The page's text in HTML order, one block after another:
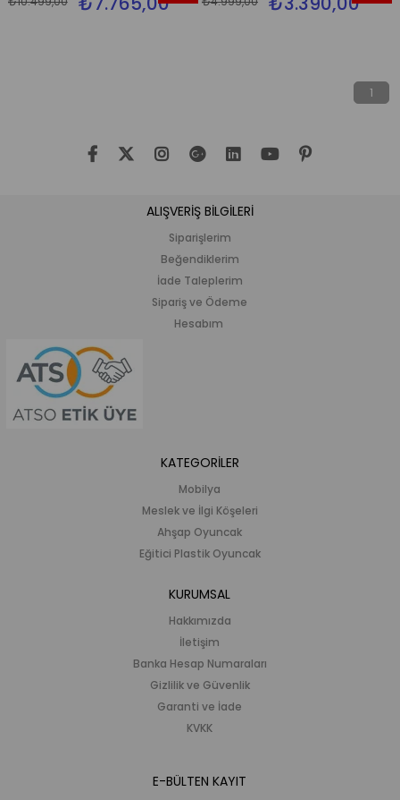
İndirim
İndirim
1
ALIŞVERİŞ BİLGİLERİ
Siparişlerim
Beğendiklerim
İade Taleplerim
Sipariş ve Ödeme
Hesabım
KATEGORİLER
Mobilya
Meslek ve İlgi Köşeleri
Ahşap Oyuncak
Eğitici Plastik Oyuncak
KURUMSAL
Hakkımızda
İletişim
Banka Hesap Numaraları
Gizlilik ve Güvenlik
Garanti ve İade
KVKK
E-BÜLTEN KAYIT